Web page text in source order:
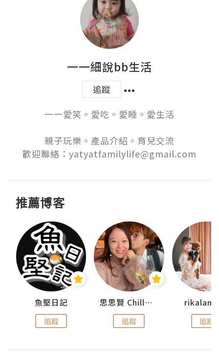
一一細說bb生活
追蹤
一一愛笑。愛吃。愛睡。愛生活
親子玩樂。產品介紹。育兒交流
歡迎聯絡：yatyatfamilylife@gmail.com
推薦博客
魚堅日記
追蹤
思思賢 ChillMyBabe
追蹤 追蹤